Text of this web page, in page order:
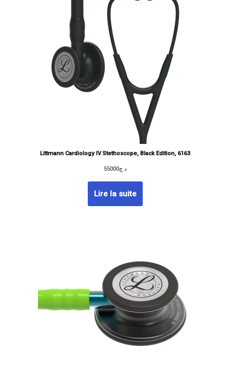
Littmann Cardiology IV Stethoscope, Black Edition, 6163
د.ج55000
Lire la suite